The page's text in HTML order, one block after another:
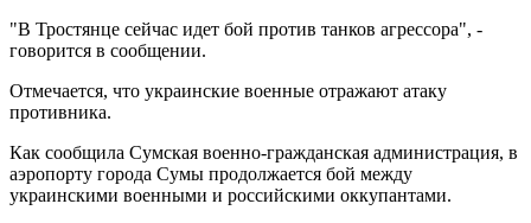
"В Тростянце сейчас идет бой против танков агрессора", -
говорится в сообщении.
Отмечается, что украинские военные отражают атаку
противника.
Как сообщила Сумская военно-гражданская администрация, в
аэропорту города Сумы продолжается бой между
украинскими военными и российскими оккупантами.